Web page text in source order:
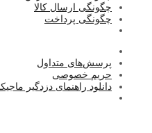
چگونگی ارسال کالا
چگونگی پرداخت
پرسش‌های متداول
حریم خصوصی
دانلود راهنمای دزدگیر